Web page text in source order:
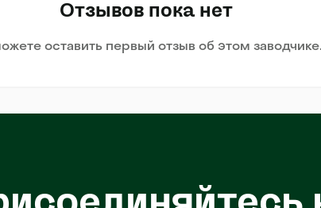
Отзывов пока нет
оставить первый отзыв об этом заводчике.